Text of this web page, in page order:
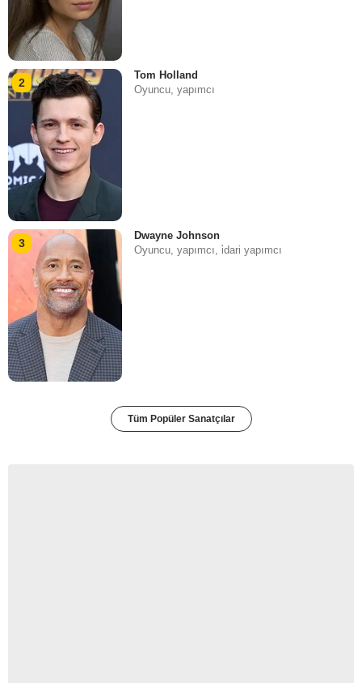
2
Tom Holland
Oyuncu, yapımcı
3
Dwayne Johnson
Oyuncu, yapımcı, i̇dari yapımcı
Tüm Popüler Sanatçılar